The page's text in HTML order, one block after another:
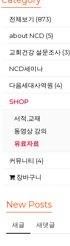
전체보기 (873)
about NCD (5)
교회건강 설문조사 (3)
NCD세미나
다음세대사역원 (4)
SHOP
서적,교재
동영상 강의
유료자료
커뮤니티 (4)
장바구니
New Posts
새글 새댓글